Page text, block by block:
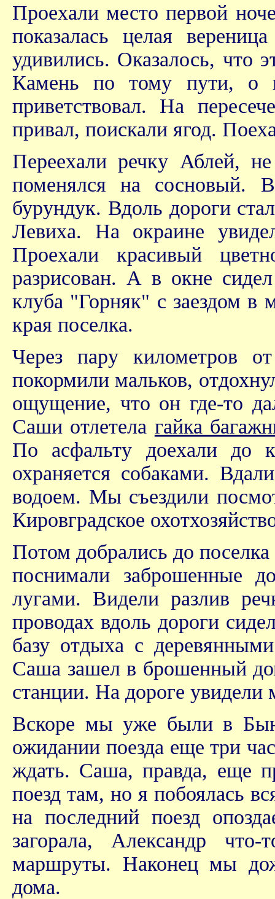
Проехали место первой
показалась целая
удивились. Оказалось, что
Камень по тому пути, о
приветствовал. На
привал, поискали ягод.
Переехали речку Аблей,
поменялся на сосновый.
бурундук. Вдоль дороги
Левиха. На окраине
Проехали красивый
разрисован. А в окне
клуба "Горняк" с заездом в
края поселка.
Через пару километров
покормили мальков,
ощущение, что он где-то
Саши отлетела гайка
По асфальту доехали до
охраняется собаками.
водоем. Мы съездили
Кировградское
Потом добрались до
поснимали заброшенные
лугами. Видели разлив
проводах вдоль дороги
базу отдыха с
Саша зашел в брошенный
станции. На дороге
Вскоре мы уже были в
ожидании поезда еще три
ждать. Саша, правда, еще
поезд там, но я побоялась
на последний поезд
загорала, Александр
маршруты. Наконец мы
дома.